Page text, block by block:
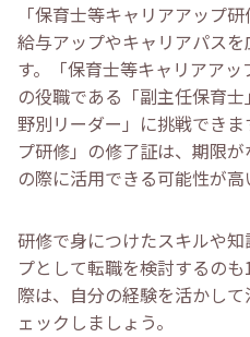
「保育士等キャリアアップ
給与アップやキャリアパスを
す。「保育士等キャリアアッ
の役職である「副主任保育士
野別リーダー」に挑戦できま
プ研修」の修了証は、期限が
の際に活用できる可能性が高
研修で身につけたスキルや知
プとして転職を検討するのも
際は、自分の経験を活かして
ェックしましょう。